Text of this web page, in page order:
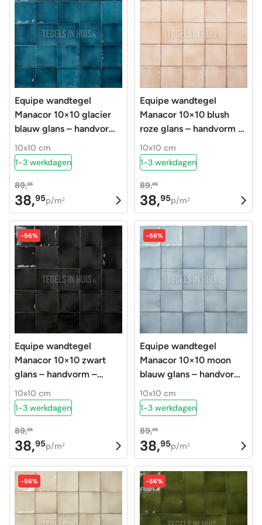
Equipe wandtegel
Manacor 10×10 glacier
blauw glans – handvorm
– zellige look – 26915
10x10 cm
1-3 werkdagen
89,95
Oorspronkelijke
prijs
was:
89,95.
38,95
Huidige
prijs
is:
38,95.
p/m2
Equipe wandtegel
Manacor 10×10 blush
roze glans – handvorm –
zellige look – 26914
10x10 cm
1-3 werkdagen
89,95
Oorspronkelijke
prijs
was:
89,95.
38,95
Huidige
prijs
is:
38,95.
p/m2
-56%
Equipe wandtegel
Manacor 10×10 zwart
glans – handvorm –
zellige look – 26916
10x10 cm
1-3 werkdagen
89,95
Oorspronkelijke
prijs
was:
89,95.
38,95
Huidige
prijs
is:
38,95.
p/m2
-56%
Equipe wandtegel
Manacor 10×10 moon
blauw glans – handvorm
– zellige look – 26911
10x10 cm
1-3 werkdagen
89,95
Oorspronkelijke
prijs
was:
89,95.
38,95
Huidige
prijs
is:
38,95.
p/m2
-56% -56%